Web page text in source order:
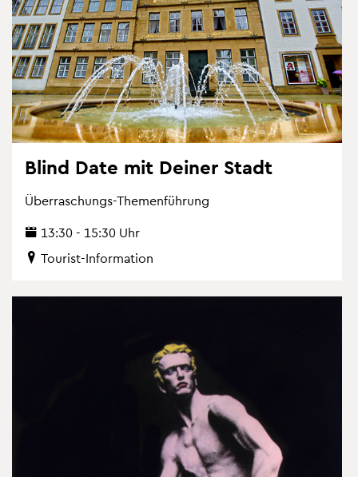
Blind Date mit Dei­ner Stadt
Über­ra­schungs-The­men­füh­rung
13:30 - 15:30 Uhr
Tou­rist-In­for­ma­ti­on